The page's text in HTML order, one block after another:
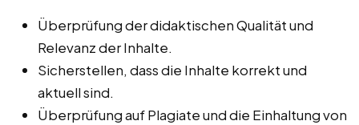
Überprüfung der didaktischen Qualität und
Relevanz der Inhalte.
Sicherstellen, dass die Inhalte korrekt und
aktuell sind.
Überprüfung auf Plagiate und die Einhaltung von